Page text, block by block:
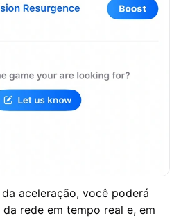
aceleração, você poderá
rede em tempo real e, em